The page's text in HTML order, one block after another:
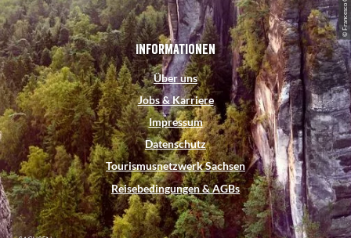
Informationen
Über uns
Jobs & Karriere
Impressum
Datenschutz
Tourismusnetzwerk Sachsen
Reisebedingungen & AGBs